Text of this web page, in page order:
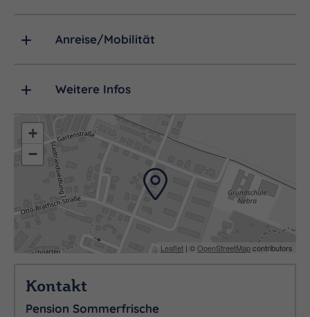
Anreise/Mobilität
Weitere Infos
+
−
Leaflet | ©OpenStreetMapcontributors
Kontakt
Pension Sommerfrische